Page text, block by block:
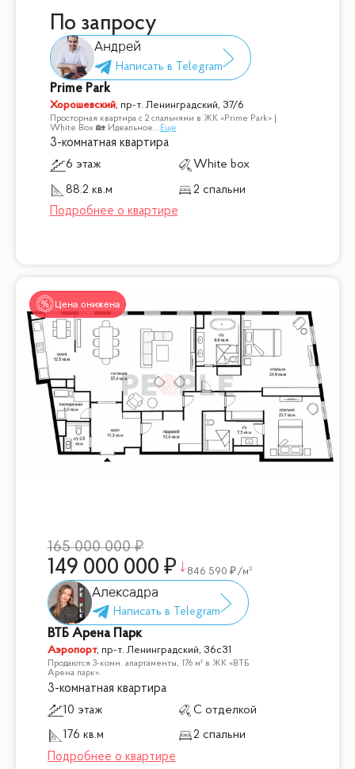
По запросу
Андрей
Prime Park
Хорошевский, пр-т. Ленинградский, 37/6
Просторная квартира с 2 спальнями в ЖК «Prime Park» |
White Box 🏡 Идеальное... Ещё
3-комнатная квартира
6 этаж
White box
88.2 кв.м
2 спальни
Цена снижена
165 000 000
149 000 000 846 590 /м²
Алексадра
ВТБ Арена Парк
Аэропорт, пр-т. Ленинградский, 36с31
Продаются 3-комн. апартаменты, 176 м² в ЖК «ВТБ
Арена парк».
3-комнатная квартира
10 этаж
С отделкой
176 кв.м
2 спальни